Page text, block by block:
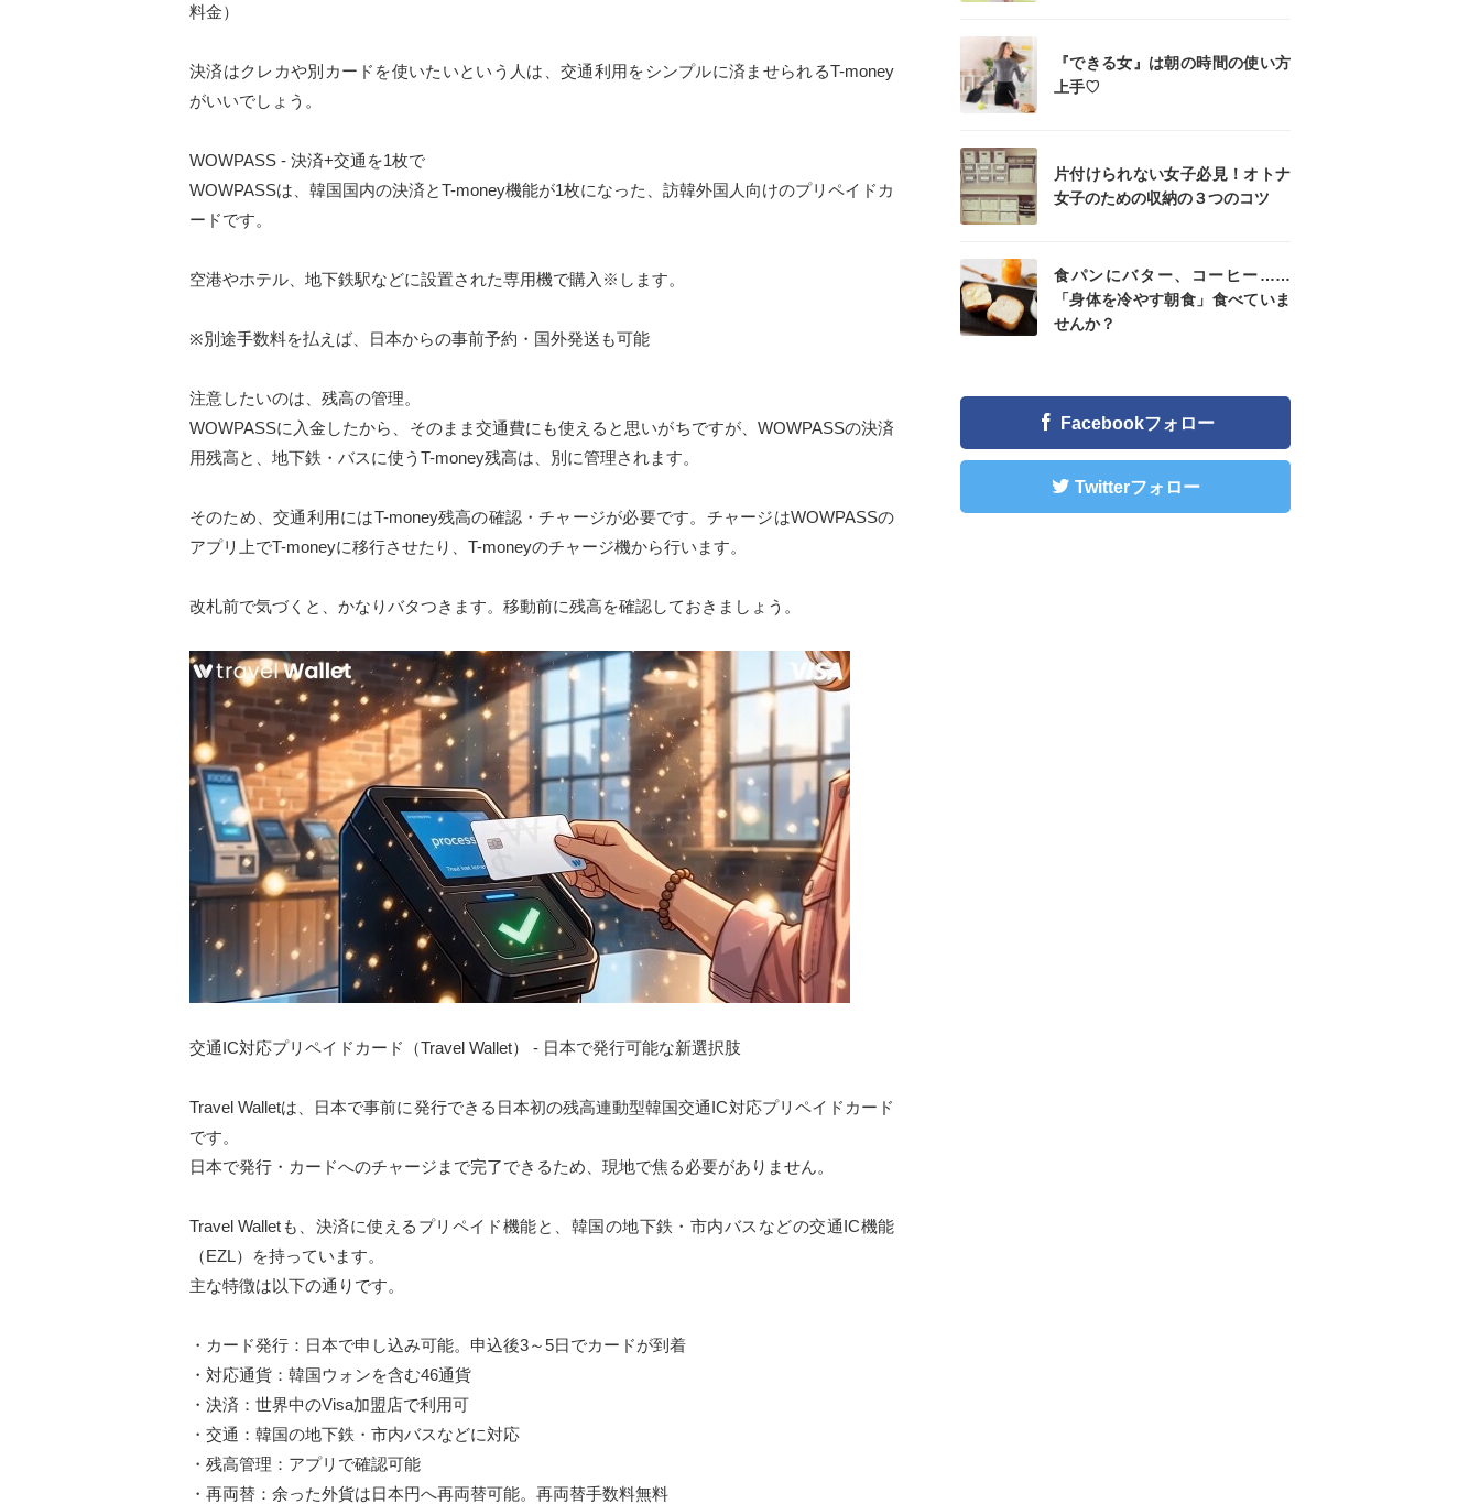
料金）
決済はクレカや別カードを使いたいという人は、交通利用をシンプルに済ませられるT-money
がいいでしょう。
WOWPASS - 決済+交通を1枚で
WOWPASSは、韓国国内の決済とT-money機能が1枚になった、訪韓外国人向けのプリペイドカ
ードです。
空港やホテル、地下鉄駅などに設置された専用機で購入※します。
※別途手数料を払えば、日本からの事前予約・国外発送も可能
注意したいのは、残高の管理。
WOWPASSに入金したから、そのまま交通費にも使えると思いがちですが、WOWPASSの決済
用残高と、地下鉄・バスに使うT-money残高は、別に管理されます。
そのため、交通利用にはT-money残高の確認・チャージが必要です。チャージはWOWPASSの
アプリ上でT-moneyに移行させたり、T-moneyのチャージ機から行います。
改札前で気づくと、かなりバタつきます。移動前に残高を確認しておきましょう。
交通IC対応プリペイドカード（Travel Wallet） - 日本で発行可能な新選択肢
Travel Walletは、日本で事前に発行できる日本初の残高連動型韓国交通IC対応プリペイドカード
です。
日本で発行・カードへのチャージまで完了できるため、現地で焦る必要がありません。
Travel Walletも、決済に使えるプリペイド機能と、韓国の地下鉄・市内バスなどの交通IC機能
（EZL）を持っています。
主な特徴は以下の通りです。
・カード発行：日本で申し込み可能。申込後3～5日でカードが到着
・対応通貨：韓国ウォンを含む46通貨
・決済：世界中のVisa加盟店で利用可
・交通：韓国の地下鉄・市内バスなどに対応
・残高管理：アプリで確認可能
・再両替：余った外貨は日本円へ再両替可能。再両替手数料無料
『できる女』は朝の時間の使い方
上手♡
片付けられない女子必見！オトナ
女子のための収納の３つのコツ
食パンにバター、コーヒー……
「身体を冷やす朝食」食べていま
せんか？
Facebookフォロー
Twitterフォロー